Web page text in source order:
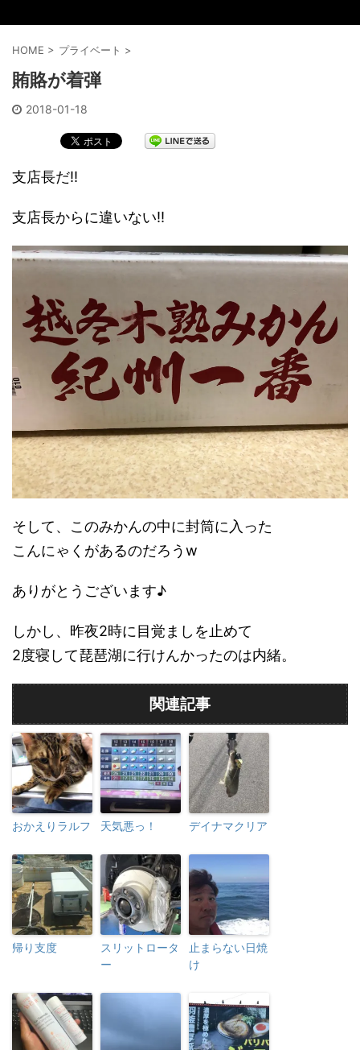
HOME > プライベート >
賄賂が着弾
2018-01-18
支店長だ‼️
支店長からに違いない‼️
そして、このみかんの中に封筒に入った
こんにゃくがあるのだろうw
ありがとうございます♪
しかし、昨夜2時に目覚ましを止めて
2度寝して琵琶湖に行けんかったのは内緒。
関連記事
おかえりラルフ 天気悪っ！ デイナマクリア
帰り支度
スリットロータ
ー
止まらない日焼
け